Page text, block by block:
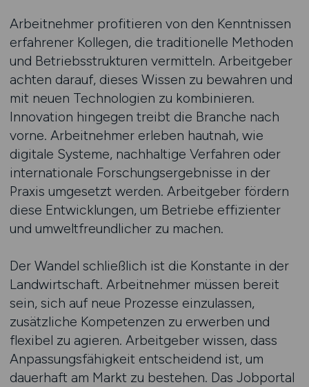
Arbeitnehmer profitieren von den Kenntnissen
erfahrener Kollegen, die traditionelle Methoden
und Betriebsstrukturen vermitteln. Arbeitgeber
achten darauf, dieses Wissen zu bewahren und
mit neuen Technologien zu kombinieren.
Innovation hingegen treibt die Branche nach
vorne. Arbeitnehmer erleben hautnah, wie
digitale Systeme, nachhaltige Verfahren oder
internationale Forschungsergebnisse in der
Praxis umgesetzt werden. Arbeitgeber fördern
diese Entwicklungen, um Betriebe effizienter
und umweltfreundlicher zu machen.
Der Wandel schließlich ist die Konstante in der
Landwirtschaft. Arbeitnehmer müssen bereit
sein, sich auf neue Prozesse einzulassen,
zusätzliche Kompetenzen zu erwerben und
flexibel zu agieren. Arbeitgeber wissen, dass
Anpassungsfähigkeit entscheidend ist, um
dauerhaft am Markt zu bestehen. Das Jobportal